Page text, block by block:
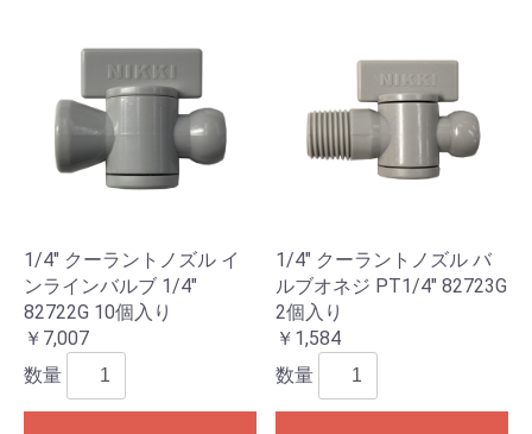
1/4" クーラントノズル イ
ンラインバルブ 1/4"
82722G 10個入り
￥7,007
数量
1/4" クーラントノズル バ
ルブオネジ PT1/4" 82723G
2個入り
￥1,584
数量